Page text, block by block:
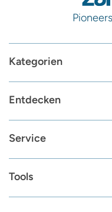
Kategorien
Entdecken
Service
Tools